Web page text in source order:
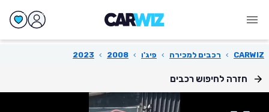
CARWIZ
› רכבים למכירה › פיג'ו ›
2008
›
2023
חזרה לחיפוש רכבים